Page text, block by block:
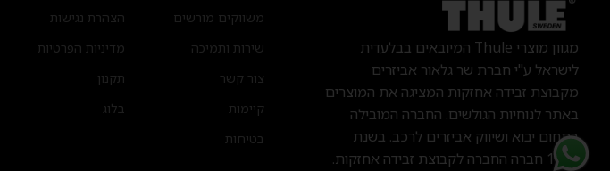
מגוון מוצרי Thule
המיובאים בבלעדית
לישראל ע"י חברת שר גלאור אביזרים
מקבוצת זבידה אחזקות המציגה את המוצרים
באתר לנוחיות הגולשים. החברה המובילה
בתחום יבוא ושיווק אביזרים לרכב. בשנת
1992 חברה החברה לקבוצת זבידה אחזקות.
משווקים מורשים
שירות ותמיכה
צור קשר
קיימות
בטיחות
הצהרת נגישות
מדיניות הפרטיות
תקנון
בלוג